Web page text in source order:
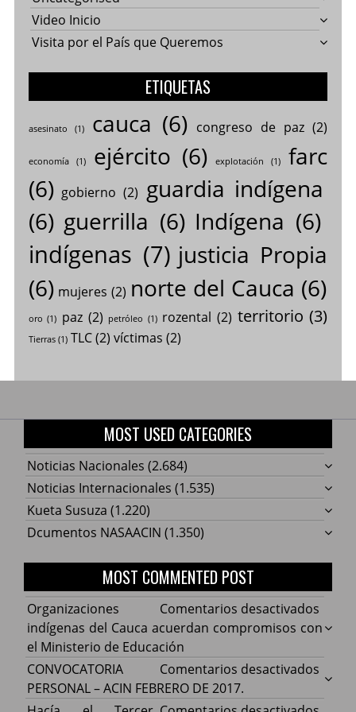
Video Inicio
Visita por el País que Queremos
ETIQUETAS
asesinato (1) cauca (6) congreso de paz(2)
economía(1) ejército (6) explotación (1)
farc
(6) gobierno (2) guardia indígena
(6) guerrilla (6) Indígena (6)
indígenas (7) justicia Propia
(6) mujeres (2) norte del Cauca (6)
oro (1) paz (2) petróleo (1) rozental (2) territorio (3)
Tierras(1) TLC(2) víctimas (2)
MOST USED CATEGORIES
Noticias Nacionales (2.684)
Noticias Internacionales (1.535)
Kueta Susuza (1.220)
Dcumentos NASAACIN (1.350)
MOST COMMENTED POST
Comentarios desactivados
Cauca
Organizaciones
indígenas del Cauca acuerdan compromisos con
el Ministerio de Educación
Comentarios desactivados
CONVOCATORIA
PERSONAL – ACIN FEBRERO DE 2017.